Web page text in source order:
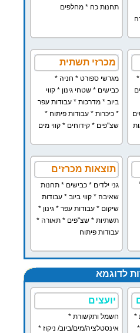
תחנות כח * מחלפים
*
מכרזי תשתית
מגרשי ספורט * חניה *
כבישים * שטחי גינון * קווי
ביוב * מדרכות * עבודות עפר
* כיכרות * עבודות פיתוח *
שצ"פים * קידוחים * קווי מים
תוצאות מכרזים
גני ילדים * כבישים * תחנות
שאיבה * קווי ביוב * עבודות
שיקום * עבודות עפר * גינון *
תשתיות * שצ"פים * תאורה *
עבודות פיתוח
לדוגמא
*
*
יועצים
חשמל ותקשורת *
אינסטלציה/מים/ביוב/ ניקוז *